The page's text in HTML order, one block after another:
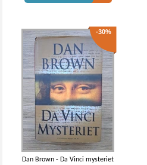
-30%
Dan Brown - Da Vinci mysteriet